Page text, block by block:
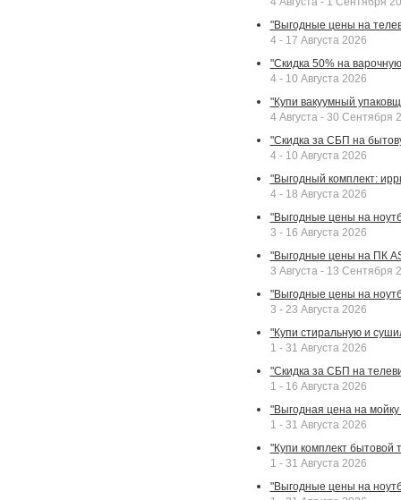
"Выгодные цены на
4 - 17 Августа 2026
"Скидка 50% на
4 - 10 Августа 2026
"Купи вакуумный
4 Августа - 30 Сентября
"Скидка за СБП на
4 - 10 Августа 2026
"Выгодный комплект:
4 - 18 Августа 2026
"Выгодные цены на
3 - 16 Августа 2026
"Выгодные цены на ПК
3 Августа - 13 Сентября
"Выгодные цены на
3 - 23 Августа 2026
"Купи стиральную и
1 - 31 Августа 2026
"Скидка за СБП на
1 - 16 Августа 2026
"Выгодная цена на
1 - 31 Августа 2026
"Купи комплект бытовой
1 - 31 Августа 2026
"Выгодные цены на